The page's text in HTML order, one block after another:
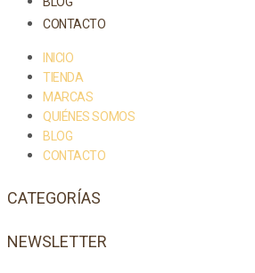
CONTACTO
INICIO
TIENDA
MARCAS
QUIÉNES SOMOS
BLOG
CONTACTO
CATEGORÍAS
NEWSLETTER